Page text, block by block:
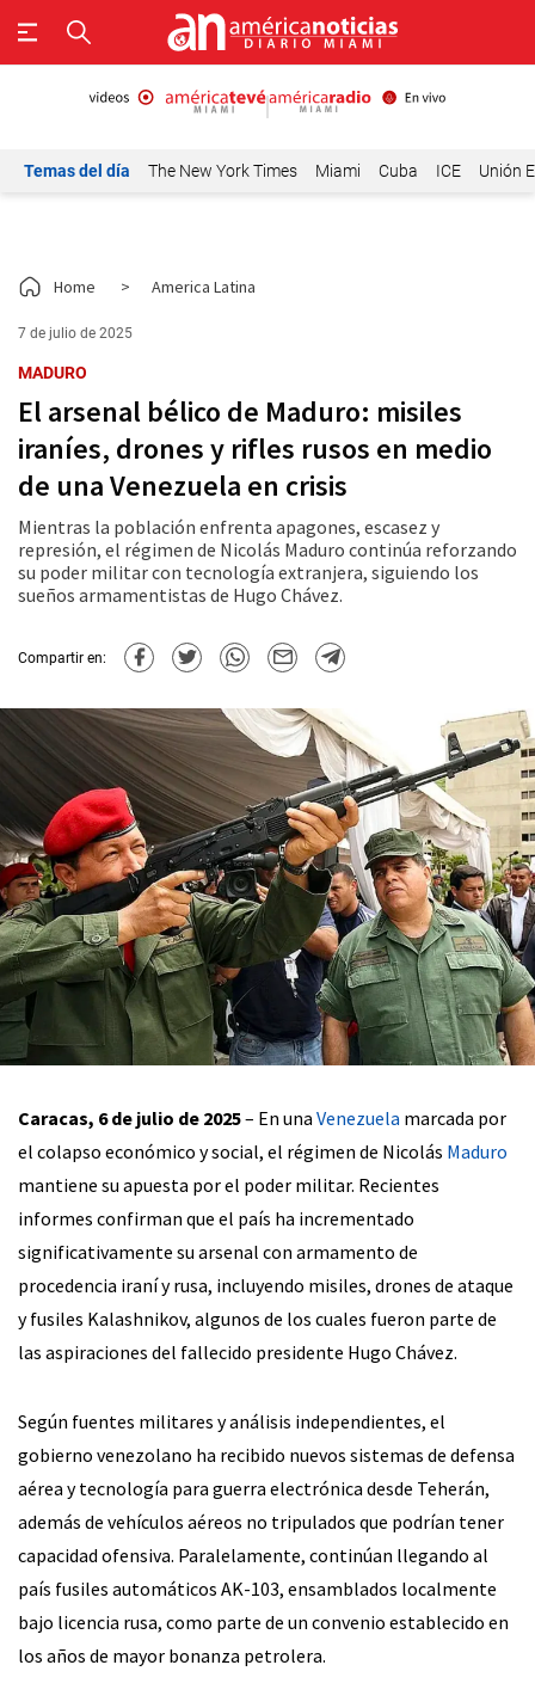
Temas del día The New York Times Miami Cuba ICE Unión
Home > America Latina
7 de julio de 2025
MADURO
El arsenal bélico de Maduro: misiles
iraníes, drones y rifles rusos en medio
de una Venezuela en crisis
Mientras la población enfrenta apagones, escasez y
represión, el régimen de Nicolás Maduro continúa reforzando
su poder militar con tecnología extranjera, siguiendo los
sueños armamentistas de Hugo Chávez.
Compartir en:
Caracas, 6 de julio de 2025– En una Venezuela marcada por
el colapso económico y social, el régimen de Nicolás Maduro
mantiene su apuesta por el poder militar. Recientes
informes confirman que el país ha incrementado
significativamente su arsenal con armamento de
procedencia iraní y rusa, incluyendo misiles, drones de ataque
y fusiles Kalashnikov, algunos de los cuales fueron parte de
las aspiraciones del fallecido presidente Hugo Chávez.
Según fuentes militares y análisis independientes, el
gobierno venezolano ha recibido nuevos sistemas de defensa
aérea y tecnología para guerra electrónica desde Teherán,
además de vehículos aéreos no tripulados que podrían tener
capacidad ofensiva. Paralelamente, continúan llegando al
país fusiles automáticos AK-103, ensamblados localmente
bajo licencia rusa, como parte de un convenio establecido en
los años de mayor bonanza petrolera.